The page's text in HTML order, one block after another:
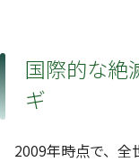
国際的な絶
ギ
2009年時点で、全